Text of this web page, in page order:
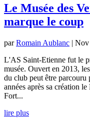
Le Musée des
marque le coup
parRomain Aublanc | Nov
L'AS Saint-Etienne fut le
musée. Ouvert en 2013,
du club peut être parcouru
années après sa création
Fort...
lire plus